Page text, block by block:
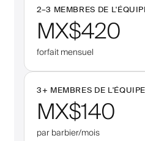
2–3 MEMBRES DE
MX$420
forfait mensuel
3+ MEMBRES DE L'ÉQUIPE
MX$140
par barbier/mois